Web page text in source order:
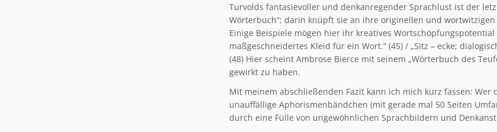
Turvolds fantasievoller und denkanregender Sprachlust ist der
Wörterbuch“; darin knüpft sie an ihre originellen und
Einige Beispiele mögen hier ihr kreatives Wortschöpfungspotential
maßgeschneidertes Kleid für ein Wort.“ (45) / „Sitz – ecke;
(48) Hier scheint Ambrose Bierce mit seinem „Wörterbuch des
gewirkt zu haben.
Mit meinem abschließenden Fazit kann ich mich kurz fassen:
unauffällige Aphorismenbändchen (mit gerade mal 50 Seiten
durch eine Fülle von ungewöhnlichen Sprachbildern und